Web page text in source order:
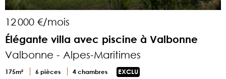
12 000 €/mois
Élégante villa avec piscine à Valbonne
Valbonne - Alpes-Maritimes
175m² 6 pièces 4 chambres EXCLU